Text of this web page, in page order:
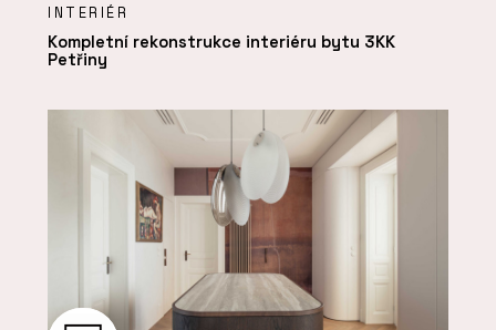
INTERIÉR
Kompletní rekonstrukce interiéru bytu 3KK
Petřiny